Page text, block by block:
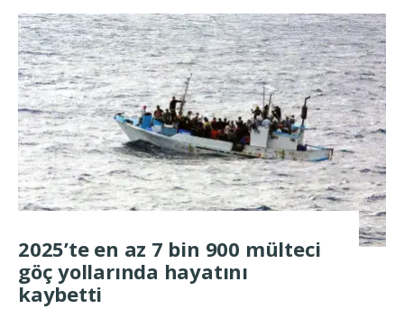
2025’te en az 7 bin 900 mülteci
göç yollarında hayatını
kaybetti